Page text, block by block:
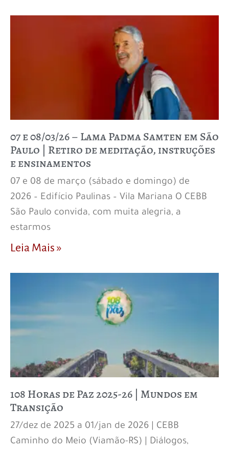
07 e 08/03/26 – Lama Padma Samten em São
Paulo | Retiro de meditação, instruções
e ensinamentos
07 e 08 de março (sábado e domingo) de
2026 – Edifício Paulinas – Vila Mariana O CEBB
São Paulo convida, com muita alegria, a
estarmos
Leia Mais »
108 Horas de Paz 2025-26 | Mundos em
Transição
27/dez de 2025 a 01/jan de 2026 | CEBB
Caminho do Meio (Viamão-RS) | Diálogos,